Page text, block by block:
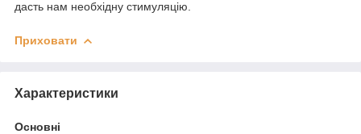
дасть нам необхідну стимуляцію.
Приховати
Характеристики
Основні